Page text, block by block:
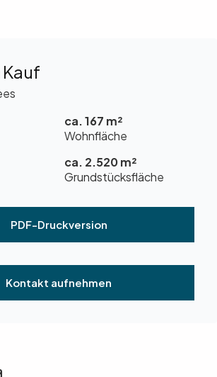
Kauf
ca. 167 m²
Wohnfläche
ca. 2.520 m²
Grundstücksfläche
PDF-Druckversion
Kontakt aufnehmen